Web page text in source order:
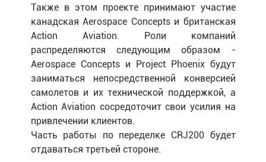
Также в этом проекте принимают участие
канадская Aerospace Concepts и британская
Action Aviation. Роли компаний
распределяются следующим образом -
Aerospace Concepts и Project Phoenix будут
заниматься непосредственной конверсией
самолетов и их технической поддержкой, а
Action Aviation сосредоточит свои усилия на
привлечении клиентов.
Часть работы по переделке CRJ200 будет
отдаваться третьей стороне.